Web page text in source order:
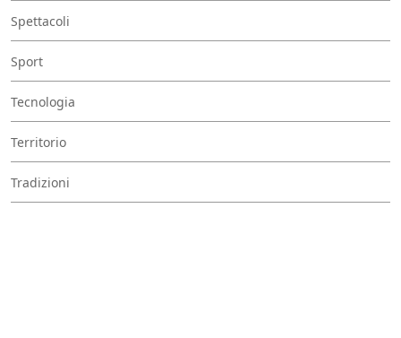
Spettacoli
Sport
Tecnologia
Territorio
Tradizioni